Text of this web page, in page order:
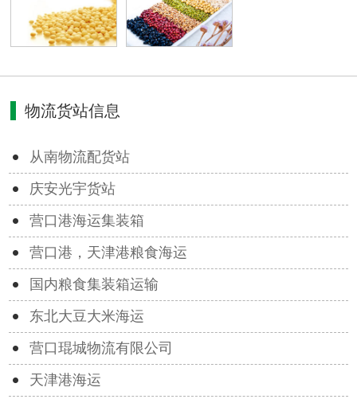
物流货站信息
从南物流配货站
庆安光宇货站
营口港海运集装箱
营口港，天津港粮食海运
国内粮食集装箱运输
东北大豆大米海运
营口琨城物流有限公司
天津港海运